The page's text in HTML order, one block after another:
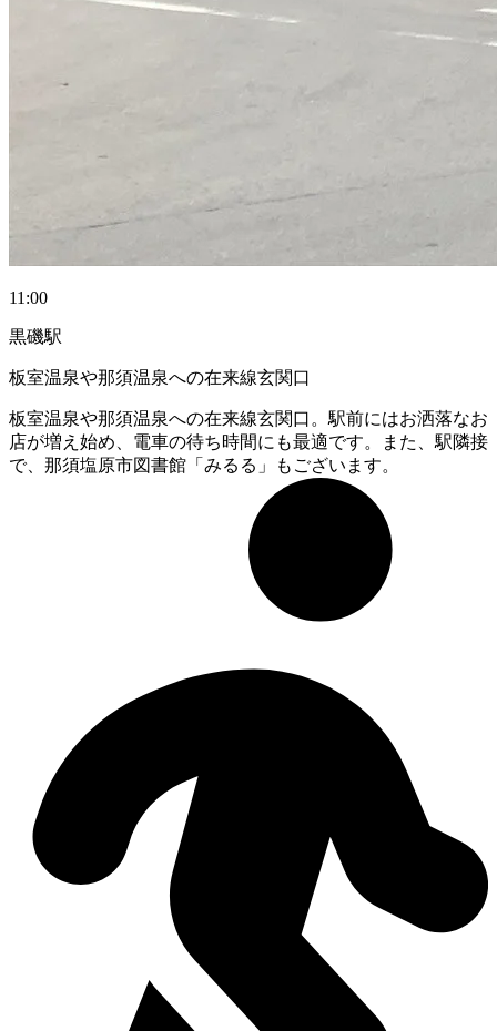
11:00
黒磯駅
板室温泉や那須温泉への在来線玄関口
板室温泉や那須温泉への在来線玄関口。駅前にはお洒落なお
店が増え始め、電車の待ち時間にも最適です。また、駅隣接
で、那須塩原市図書館「みるる」もございます。